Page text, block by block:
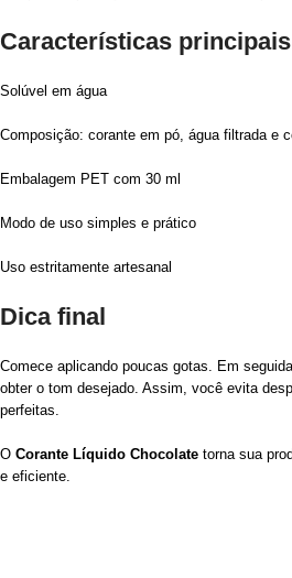
Características principais
Solúvel em água
Composição: corante em pó, água filtrada e
Embalagem PET com 30 ml
Modo de uso simples e prático
Uso estritamente artesanal
Dica final
Comece aplicando poucas gotas. Em
obter o tom desejado. Assim, você evita
perfeitas.
O Corante Líquido Chocolate torna sua
e eficiente.